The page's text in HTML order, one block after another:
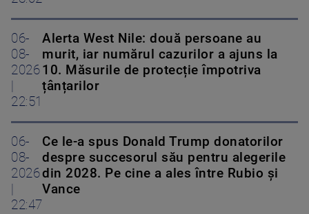
06-
08-
2026
22:51
Alerta West Nile: două persoane au
murit, iar numărul cazurilor a ajuns la
10. Măsurile de protecție împotriva
țânțarilor
06-
08-
2026
22:47
Ce le-a spus Donald Trump donatorilor
despre succesorul său pentru alegerile
din 2028. Pe cine a ales între Rubio și
Vance